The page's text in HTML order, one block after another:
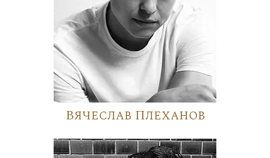
Вячеслав Плеханов